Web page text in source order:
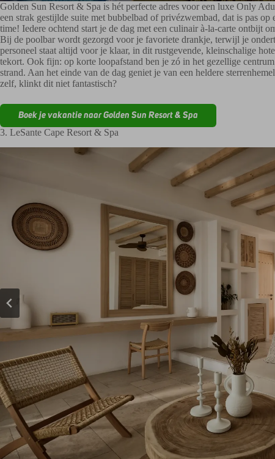
Golden Sun Resort & Spa is hét perfecte adres voor een luxe Only
een strak gestijlde suite met bubbelbad of privézwembad, dat is pas
time! Iedere ochtend start je de dag met een culinair à-la-carte ontbijt
Bij de poolbar wordt gezorgd voor je favoriete drankje, terwijl je
personeel staat altijd voor je klaar, in dit rustgevende, kleinschalige
tekort. Ook fijn: op korte loopafstand ben je zó in het gezellige
strand. Aan het einde van de dag geniet je van een heldere
zelf, klinkt dit niet fantastisch?
Boek je vakantie naar Golden Sun Resort & Spa
3. LeSante Cape Resort & Spa